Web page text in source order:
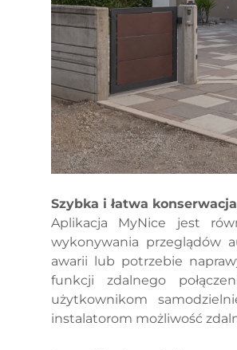
Szybka i łatwa
Aplikacja MyNice jest
wykonywania przeglądów
awarii lub potrzebie
funkcji zdalnego
użytkownikom
instalatorom możliwość